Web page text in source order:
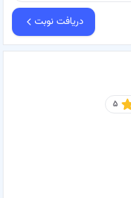
دریافت نوبت
۵